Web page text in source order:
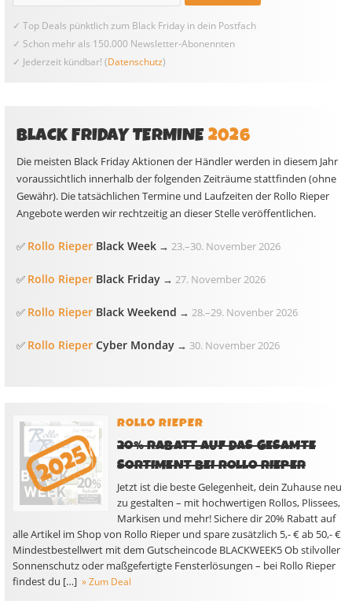
✓ Top Deals pünktlich zum Black Friday in dein Postfach
✓ Schon mehr als 150.000 Newsletter-Abonennten
✓ Jederzeit kündbar! (Datenschutz)
BLACK FRIDAY TERMINE2026
Die meisten Black Friday Aktionen der Händler werden in diesem Jahr
voraussichtlich innerhalb der folgenden Zeiträume stattfinden (ohne
Gewähr). Die tatsächlichen Termine und Laufzeiten der Rollo Rieper
Angebote werden wir rechtzeitig an dieser Stelle veröffentlichen.
✅ Rollo Rieper Black Week → 23.–30. November 2026
✅ Rollo Rieper Black Friday → 27. November 2026
✅ Rollo Rieper Black Weekend → 28.–29. Novenber 2026
✅ Rollo Rieper Cyber Monday → 30. November 2026
ROLLO RIEPER
20% RABATT AUF DAS GESAMTE
SORTIMENT BEI ROLLO RIEPER
Jetzt ist die beste Gelegenheit, dein Zuhause neu
zu gestalten – mit hochwertigen Rollos, Plissees,
Markisen und mehr! Sichere dir 20% Rabatt auf
alle Artikel im Shop von Rollo Rieper und spare zusätzlich 5,- € ab 50,- €
Mindestbestellwert mit dem Gutscheincode BLACKWEEK5 Ob stilvoller
Sonnenschutz oder maßgefertigte Fensterlösungen – bei Rollo Rieper
findest du […] » Zum Deal